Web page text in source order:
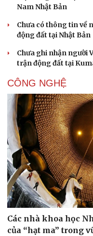
Văn hóa
Sân khấu - Điện ảnh
Văn học
Nam Nhật Bản
Chưa có thông tin về
động đất tại Nhật Bản
Chưa ghi nhận người
trận động đất tại
CÔNG NGHỆ
Các nhà khoa học
của “hạt ma” trong